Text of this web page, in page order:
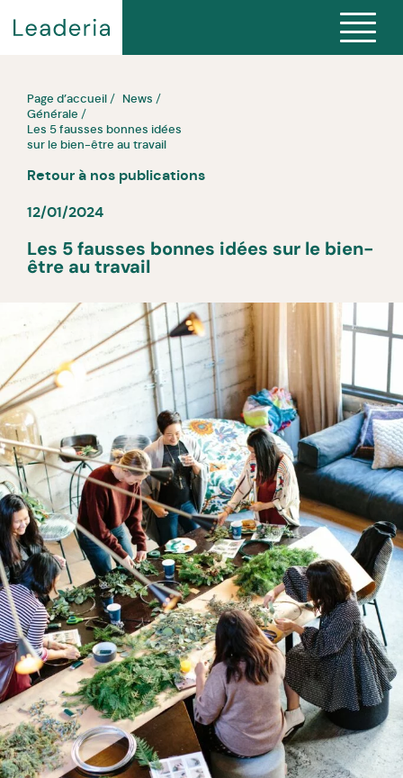
Page d’accueil
News
Générale
Les 5 fausses bonnes idées
sur le bien-être au travail
Retour à nos publications
12/01/2024
Les 5 fausses bonnes idées sur le bien-
être au travail